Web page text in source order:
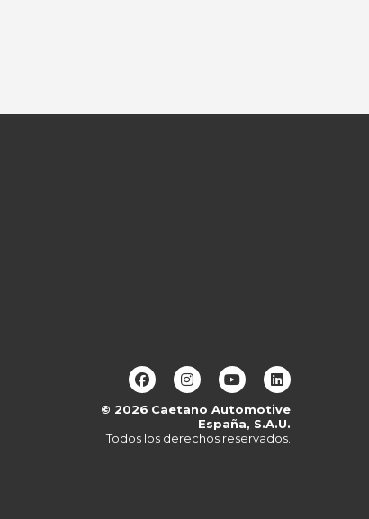
© 2026 Caetano Automotive
España, S.A.U.
Todos los derechos reservados.
En línea ahora